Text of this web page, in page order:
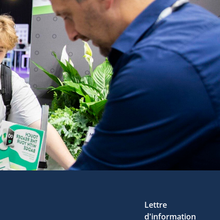
Lettre
d'information